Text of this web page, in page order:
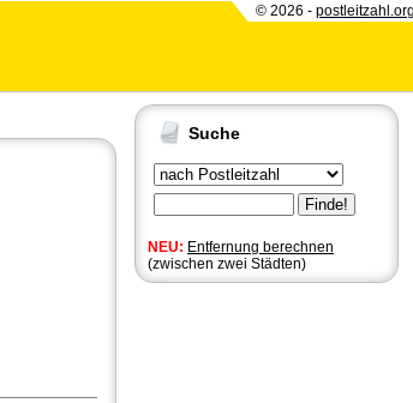
© 2026 - postleitzahl.org
Suche
NEU: Entfernung berechnen
(zwischen zwei Städten)